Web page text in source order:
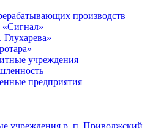
производств
учреждения
предприятия